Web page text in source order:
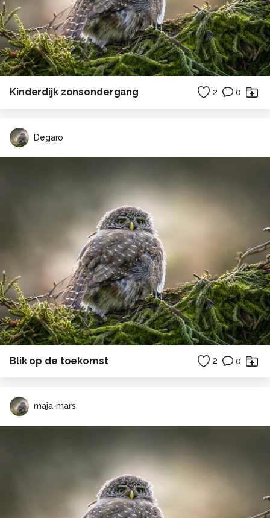
Kinderdijk zonsondergang 2 0
Degaro
Blik op de toekomst 2 0
maja-mars